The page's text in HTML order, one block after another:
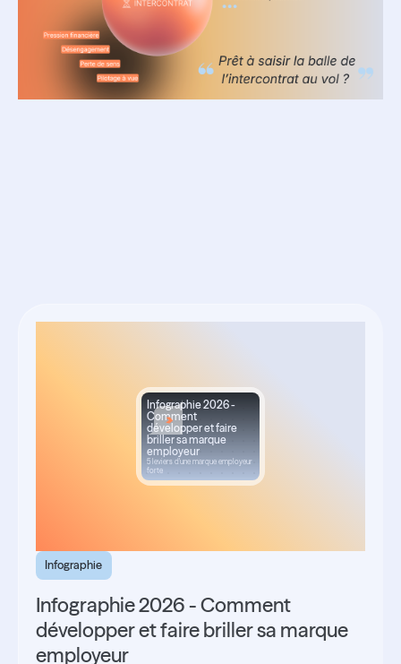
Infographie 2026 -
Comment
développer et faire
briller sa marque
employeur
5 leviers d'une marque employeur
forte
Infographie
Infographie 2026 - Comment
développer et faire briller sa marque
employeur